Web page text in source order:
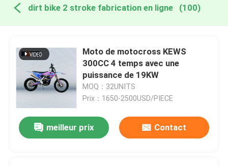
dirt bike 2 stroke fabrication en ligne (100)
Moto de motocross KEWS
300CC 4 temps avec une
puissance de 19KW
MOQ：32UNITS
Prix：1650-2500USD/PIECE
meilleur prix Contact